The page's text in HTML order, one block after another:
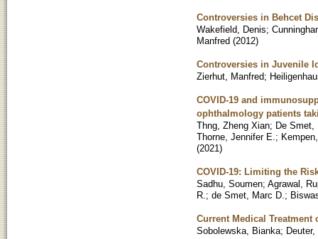
Controversies in Behcet
Wakefield, Denis;
Manfred (2012)
Controversies in Juvenile
Zierhut, Manfred;
COVID-19 and
ophthalmology patients
Thng, Zheng Xian; De Smet,
Thorne, Jennifer E. ;
(2021)
COVID-19: Limiting the
Sadhu, Soumen; Agrawal,
R. ; de Smet, Marc D. ;
Current Medical
Sobolewska, Bianka;